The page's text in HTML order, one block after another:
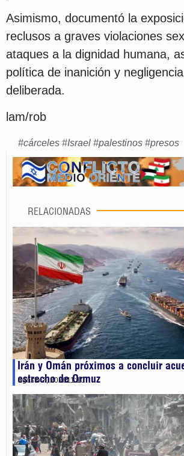
Asimismo, documentó la
reclusos a graves violaciones
ataques a la dignidad humana,
política de inanición y
deliberada.
lam/rob
#cárceles #Israel #palestinos #presos
RELACIONADAS
Irán y Omán próximos a concluir
estrecho de Ormuz
agosto 7, 202611:10